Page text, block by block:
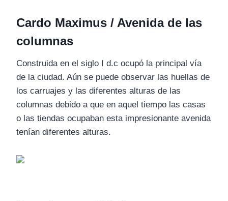
Cardo Maximus / Avenida de las
columnas
Construida en el siglo I d.c ocupó la principal vía
de la ciudad. Aún se puede observar las huellas de
los carruajes y las diferentes alturas de las
columnas debido a que en aquel tiempo las casas
o las tiendas ocupaban esta impresionante avenida
tenían diferentes alturas.